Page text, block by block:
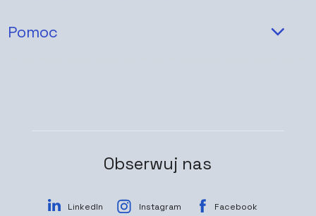
Pomoc
Obserwuj nas
LinkedIn Instagram Facebook